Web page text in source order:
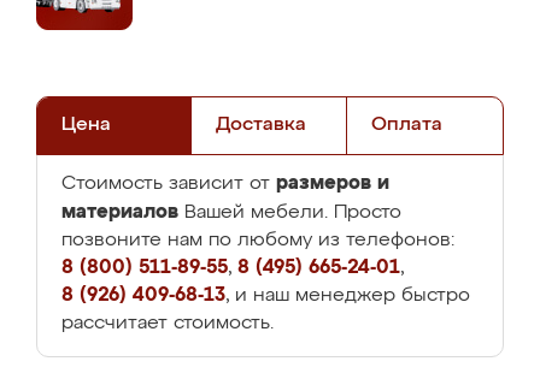
Цена Доставка Оплата
Стоимость зависит от размеров и
материалов Вашей мебели. Просто
позвоните нам по любому из телефонов:
8 (800) 511-89-55, 8 (495) 665-24-01,
8 (926) 409-68-13, и наш менеджер быстро
рассчитает стоимость.